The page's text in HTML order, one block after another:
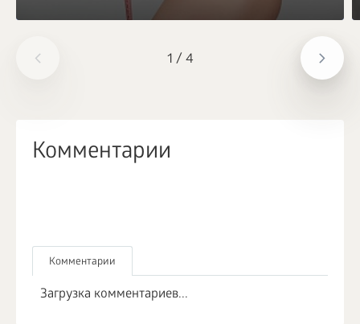
1 / 4
Комментарии
Комментарии
Загрузка комментариев...